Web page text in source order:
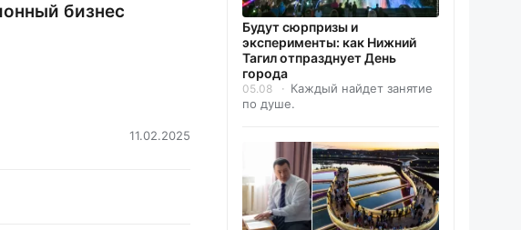
бизнес
11.02.2025
Будут сюрпризы и
эксперименты: как Нижний
Тагил отпразднует День
города
05.08
Каждый найдет занятие
по душе.